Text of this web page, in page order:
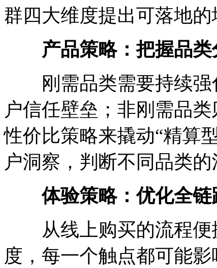
群四大维度提出可落地
产品策略：把握品
刚需品类需要持续强
户信任壁垒；非刚需品
性价比策略来撬动“精算
户洞察，判断不同品类
体验策略：优化全
从线上购买的流程便
度，每一个触点都可能